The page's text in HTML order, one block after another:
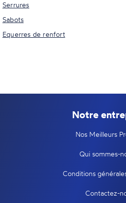
Serrures
Sabots
Equerres de renfort
Notre
Nos Meilleurs
Qui sommes-
Conditions
Contactez-